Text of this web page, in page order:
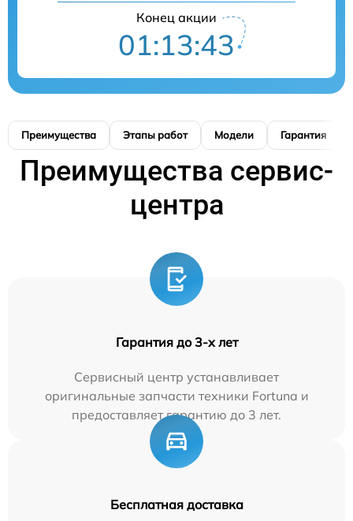
Конец акции
01:13:42
Преимущества Этапы работ Модели Гарантия
Преимущества сервис-
центра
Гарантия до 3-х лет
Сервисный центр устанавливает
оригинальные запчасти техники Fortuna и
предоставляет гарантию до 3 лет.
Бесплатная доставка